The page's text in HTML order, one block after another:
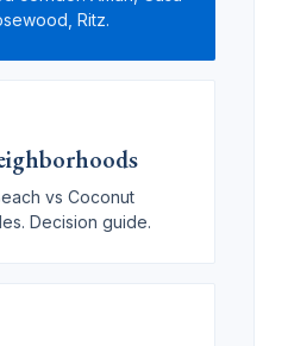
Ritz.
vs Coconut
Decision guide.